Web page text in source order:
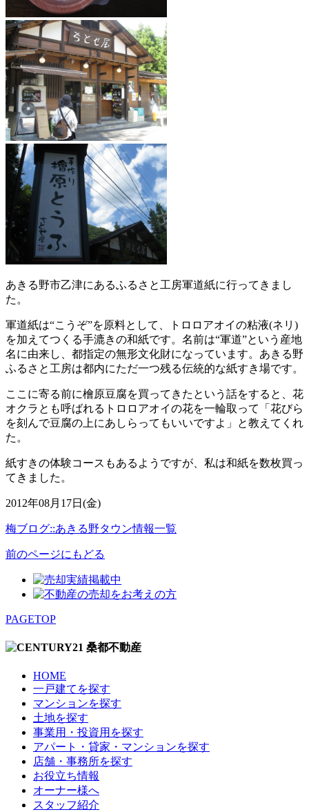
あきる野市乙津にあるふるさと工房軍道紙に行ってきまし
た。
軍道紙は“こうぞ”を原料として、トロロアオイの粘液(ネリ)
を加えてつくる手漉きの和紙です。名前は“軍道”という産地
名に由来し、都指定の無形文化財になっています。あきる野
ふるさと工房は都内にただ一つ残る伝統的な紙すき場です。
ここに寄る前に檜原豆腐を買ってきたという話をすると、花
オクラとも呼ばれるトロロアオイの花を一輪取って「花びら
を刻んで豆腐の上にあしらってもいいですよ」と教えてくれ
た。
紙すきの体験コースもあるようですが、私は和紙を数枚買っ
てきました。
2012年08月17日(金)
梅ブログ::あきる野タウン情報一覧
前のページにもどる
PAGETOP
HOME
一戸建てを探す
マンションを探す
土地を探す
事業用・投資用を探す
アパート・貸家・マンションを探す
店舗・事務所を探す
お役立ち情報
オーナー様へ
スタッフ紹介